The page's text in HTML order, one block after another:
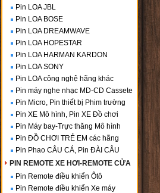
Pin LOA JBL
Pin LOA BOSE
Pin LOA DREAMWAVE
Pin LOA HOPESTAR
Pin LOA HARMAN KARDON
Pin LOA SONY
Pin LOA công nghệ hãng khác
Pin máy nghe nhạc MD-CD Cassete
Pin Micro, Pin thiết bị Phim trường
Pin XE Mô hình, Pin XE Đồ chơi
Pin Máy bay-Trực thăng Mô hình
Pin ĐỒ CHƠI TRẺ EM các hãng
Pin Phao CÂU CÁ, Pin ĐÀI CÂU
PIN REMOTE XE HƠI-REMOTE CỬA
Pin Remote điều khiển Ôtô
Pin Remote điều khiển Xe máy